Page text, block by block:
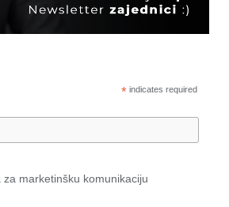
*indicates required
za marketinšku komunikaciju